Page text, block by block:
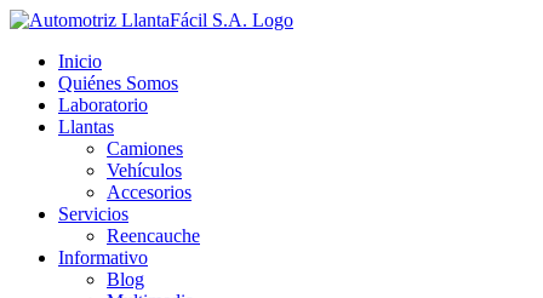
Skip
content
facebook
youtube
Inicio
Quiénes Somos
Laboratorio
Llantas
Camiones
Vehículos
Accesorios
Servicios
Reencauche
Informativo
Blog